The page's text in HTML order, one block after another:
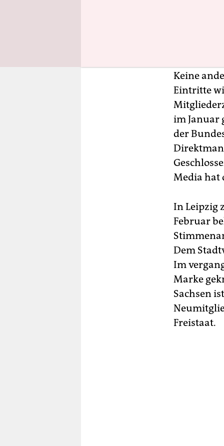
das
Keine
Eintritte
im Januar
der
Media hat
In Leipzig
Februar
Dem
Im
Marke
Sachsen
Freistaat.